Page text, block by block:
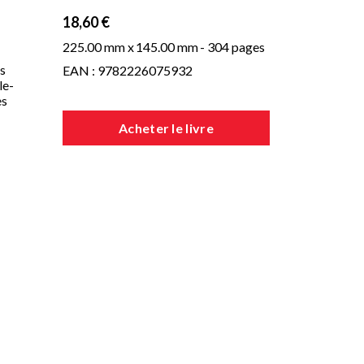
18,60 €
225.00 mm x145.00 mm- 304 pages
EAN : 9782226075932
Acheter le livre